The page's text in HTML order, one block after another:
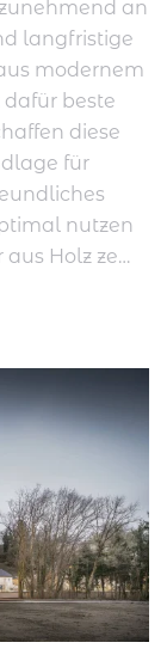
an
langfristige
modernem
beste
diese
für
nutzen
aus Holz ze…